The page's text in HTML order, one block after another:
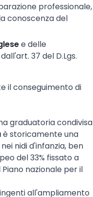
professionale,
conoscenza del
e delle
37 del D.Lgs.
il conseguimento di
graduatoria condivisa
è storicamente una
nidi d'infanzia, ben
del 33% fissato a
nazionale per il
all'ampliamento